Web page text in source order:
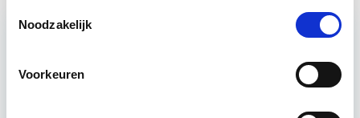
Noodzakelijk
Voorkeuren